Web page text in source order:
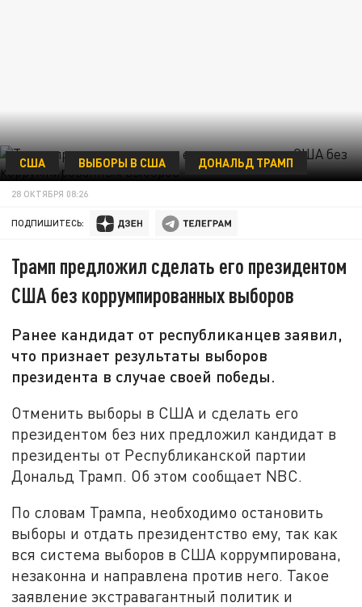
США ВЫБОРЫ В США ДОНАЛЬД ТРАМП
28 ОКТЯБРЯ 08:26
ПОДПИШИТЕСЬ:
Трамп предложил сделать его президентом
США без коррумпированных выборов
Ранее кандидат от республиканцев заявил,
что признает результаты выборов
президента в случае своей победы.
Отменить выборы в США и сделать его
президентом без них предложил кандидат в
президенты от Республиканской партии
Дональд Трамп. Об этом сообщает NBC.
По словам Трампа, необходимо остановить
выборы и отдать президентство ему, так как
вся система выборов в США коррумпирована,
незаконна и направлена против него. Такое
заявление экстравагантный политик и